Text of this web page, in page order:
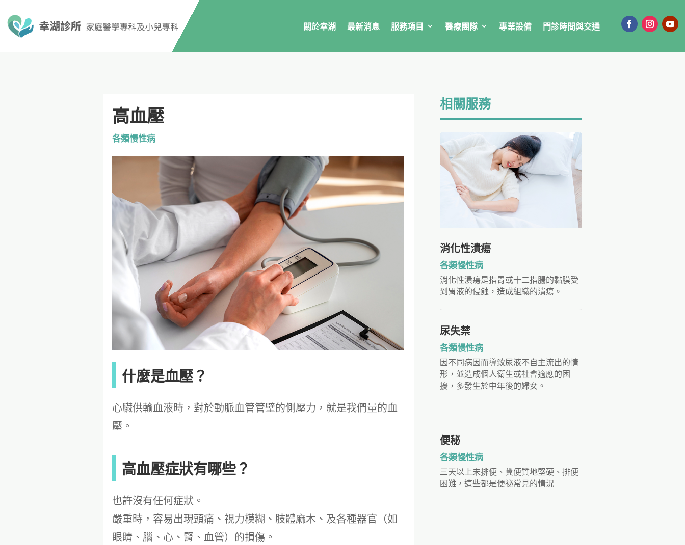
關於幸湖 最新消息 服務項目 醫療團隊 專業設備 門診時間與交通
高血壓
各類慢性病
什麼是血壓？
心臟供輸血液時，對於動脈血管管壁的側壓力，就是我們量的血
壓。
高血壓症狀有哪些？
也許沒有任何症狀。
嚴重時，容易出現頭痛、視力模糊、肢體麻木、及各種器官（如
眼睛、腦、心、腎、血管）的損傷。
相關服務
消化性潰瘍
各類慢性病
消化性潰瘍是指胃或十二指腸的黏膜受
到胃液的侵蝕，造成組織的潰瘍。
尿失禁
各類慢性病
因不同病因而導致尿液不自主流出的情
形，並造成個人衛生或社會適應的困
擾，多發生於中年後的婦女。
便秘
各類慢性病
三天以上未排便、糞便質地堅硬、排便
困難，這些都是便祕常見的情況